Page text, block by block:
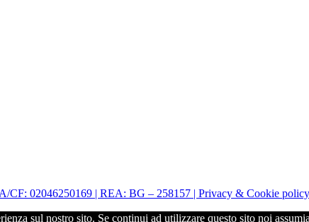
CF: 02046250169 | REA: BG – 258157 | Privacy & Cookie policy
sul nostro sito. Se continui ad utilizzare questo sito noi